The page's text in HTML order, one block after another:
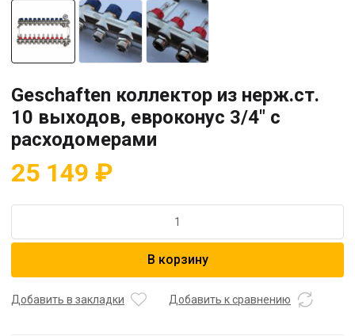
Geschaften коллектор из нерж.ст.
10 выходов, евроконус 3/4″ с
расходомерами
25 149 ₽
Geschaften
нерж.ст.
В корзину
Добавить в закладки Добавить к сравнению